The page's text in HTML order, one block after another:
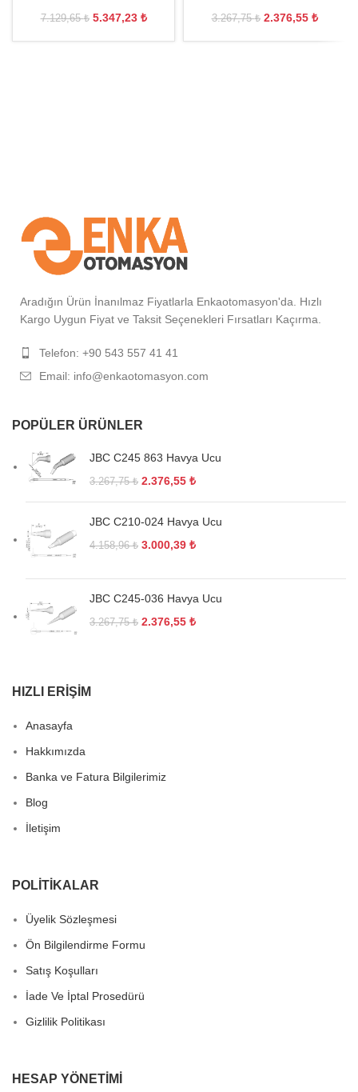
7.129,65₺ 5.347,23 ₺ 3.267,75₺ 2.376,55 ₺
Aradığın Ürün İnanılmaz Fiyatlarla Enkaotomasyon'da. Hızlı
Kargo Uygun Fiyat ve Taksit Seçenekleri Fırsatları Kaçırma.
Telefon: +90 543 557 41 41
Email: info@enkaotomasyon.com
POPÜLER ÜRÜNLER
JBC C245 863 Havya Ucu
3.267,75₺ 2.376,55 ₺
JBC C210-024 Havya Ucu
4.158,96₺ 3.000,39 ₺
JBC C245-036 Havya Ucu
3.267,75₺ 2.376,55 ₺
HIZLI ERIŞIM
Anasayfa
Hakkımızda
Banka ve Fatura Bilgilerimiz
Blog
İletişim
POLITIKALAR
Üyelik Sözleşmesi
Ön Bilgilendirme Formu
Satış Koşulları
İade Ve İptal Prosedürü
Gizlilik Politikası
HESAP YÖNETIMI